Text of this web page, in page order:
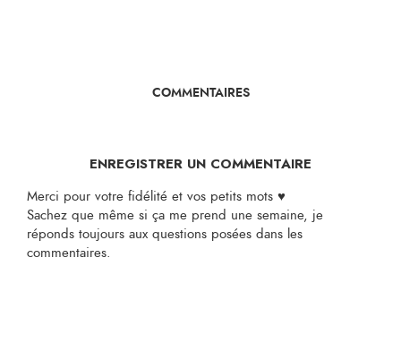
COMMENTAIRES
ENREGISTRER UN COMMENTAIRE
Merci pour votre fidélité et vos petits mots ♥
Sachez que même si ça me prend une semaine, je
réponds toujours aux questions posées dans les
commentaires.